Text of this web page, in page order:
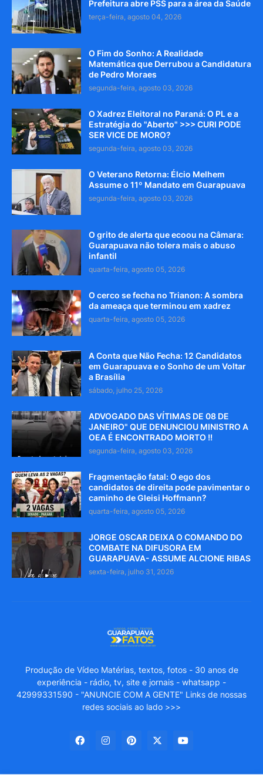
Prefeitura abre PSS para a área da Saúde
terça-feira, agosto 04, 2026
O Fim do Sonho: A Realidade
Matemática que Derrubou a Candidatura
de Pedro Moraes
segunda-feira, agosto 03, 2026
O Xadrez Eleitoral no Paraná: O PL e a
Estratégia do "Aberto" >>> CURI PODE
SER VICE DE MORO?
segunda-feira, agosto 03, 2026
O Veterano Retorna: Élcio Melhem
Assume o 11º Mandato em Guarapuava
segunda-feira, agosto 03, 2026
O grito de alerta que ecoou na Câmara:
Guarapuava não tolera mais o abuso
infantil
quarta-feira, agosto 05, 2026
O cerco se fecha no Trianon: A sombra
da ameaça que terminou em xadrez
quarta-feira, agosto 05, 2026
A Conta que Não Fecha: 12 Candidatos
em Guarapuava e o Sonho de um Voltar
a Brasília
sábado, julho 25, 2026
ADVOGADO DAS VÍTIMAS DE 08 DE
JANEIRO" QUE DENUNCIOU MINISTRO A
OEA É ENCONTRADO MORTO !!
segunda-feira, agosto 03, 2026
Fragmentação fatal: O ego dos
candidatos de direita pode pavimentar o
caminho de Gleisi Hoffmann?
quarta-feira, agosto 05, 2026
JORGE OSCAR DEIXA O COMANDO DO
COMBATE NA DIFUSORA EM
GUARAPUAVA- ASSUME ALCIONE RIBAS
sexta-feira, julho 31, 2026
Produção de Vídeo Matérias, textos, fotos - 30 anos de
experiência - rádio, tv, site e jornais - whatsapp -
42999331590 - "ANUNCIE COM A GENTE" Links de nossas
redes sociais ao lado >>>